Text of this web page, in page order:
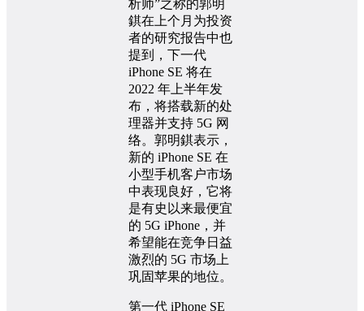
析师”之称的郭明
錤在上个月为投资
者的研究报告中也
提到，下一代
iPhone SE 将在
2022 年上半年发
布，将搭载新的处
理器并支持 5G 网
络。郭明錤表示，
新的 iPhone SE 在
小型手机客户市场
中表现良好，它将
是有史以来最便宜
的 5G iPhone，并
希望能在竞争日益
激烈的 5G 市场上
巩固苹果的地位。
第一代 iPhone SE